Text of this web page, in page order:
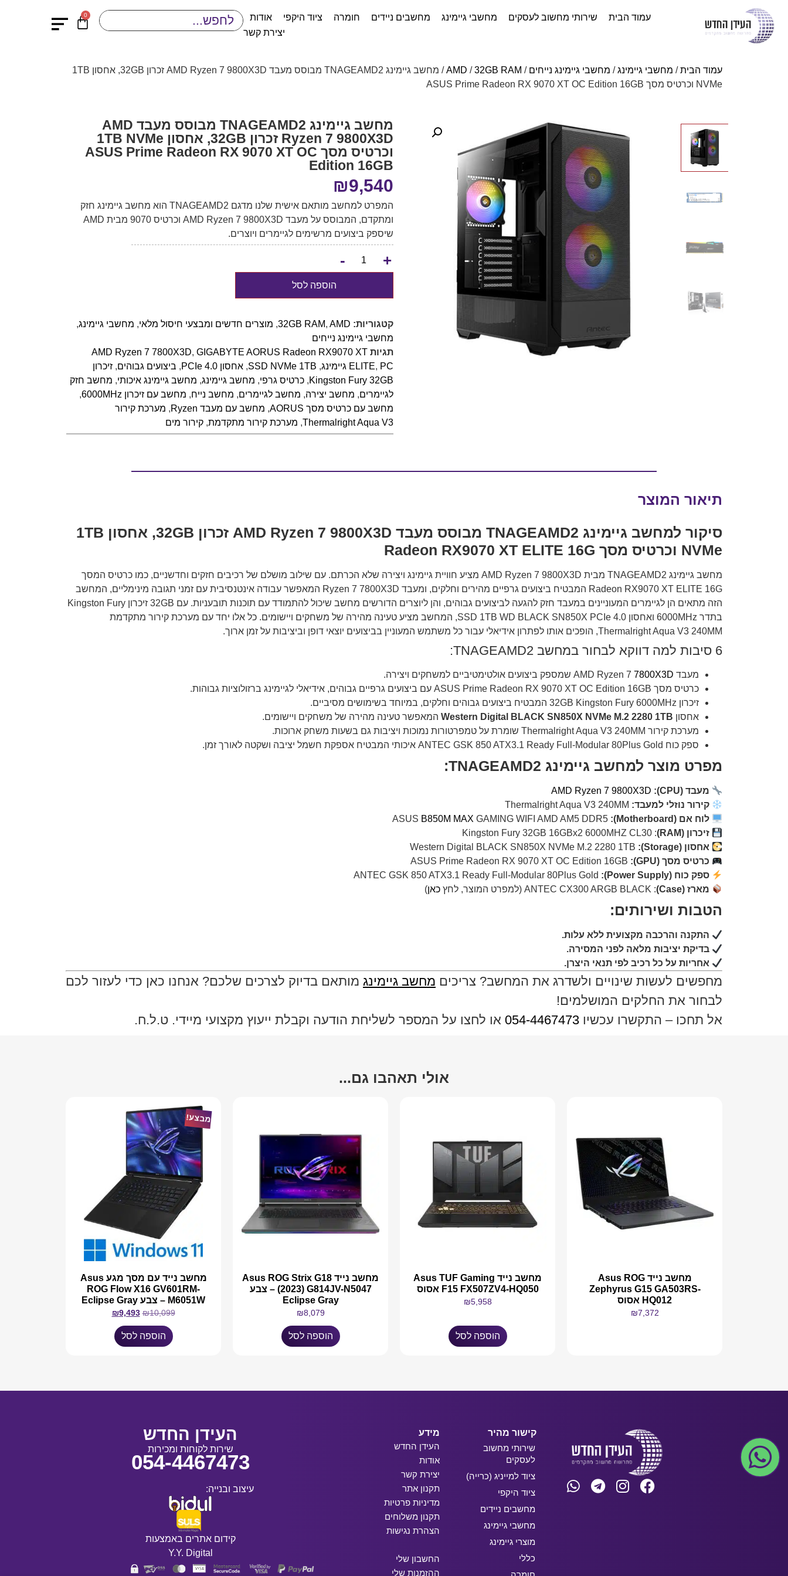
עמוד הבית שירותי מחשוב לעסקים מחשבי גיימינג מחשבים ניידים חומרה ציוד היקפי
אודות
יצירת קשר
0
עמוד הבית/ מחשבי גיימינג/ מחשבי גיימינג נייחים /
AMD /32GB RAM
/ מחשב גיימינג TNAGEAMD2 מבוסס מעבד AMD Ryzen 7 9800X3D זכרון 32GB, אחסון 1TB
NVMe וכרטיס מסך ASUS Prime Radeon RX 9070 XT OC Edition 16GB
מחשב גיימינג TNAGEAMD2 מבוסס מעבד AMD
Ryzen 7 9800X3D זכרון 32GB, אחסון 1TB NVMe
וכרטיס מסך ASUS Prime Radeon RX 9070 XT OC
Edition 16GB
₪9,540
המפרט למחשב מותאם אישית שלנו מדגם TNAGEAMD2 הוא מחשב גיימינג חזק
ומתקדם, המבוסס על מעבד AMD Ryzen 7 9800X3D וכרטיס 9070 מבית AMD
שיספק ביצועים מרשימים לגיימרים ויוצרים.
+
-
הוספה לסל
קטגוריות: 32GB RAM, AMD
, מוצרים חדשים ומבצעי חיסול מלאי, מחשבי גיימינג,
מחשבי גיימינג נייחים
תגיות
AMD Ryzen 7 7800X3D, GIGABYTE AORUS Radeon RX9070 XT
ELITE, PC גיימינג ,
SSD NVMe 1TB
, אחסון PCIe 4.0 , ביצועים גבוהים, זיכרון
Kingston Fury 32GB
, כרטיס גרפי, מחשב גיימינג, מחשב גיימינג איכותי, מחשב חזק
לגיימרים, מחשב יצירה, מחשב לגיימרים, מחשב נייח, מחשב עם זיכרון 6000MHz
,
מחשב עם כרטיס מסך AORUS
, מחשב עם מעבד Ryzen , מערכת קירור
Thermalright Aqua V3
, מערכת קירור מתקדמת, קירור מים
תיאור המוצר
סיקור למחשב גיימינג TNAGEAMD2 מבוסס מעבד AMD Ryzen 7 9800X3D זכרון 32GB, אחסון 1TB
NVMe וכרטיס מסך Radeon RX9070 XT ELITE 16G
מחשב גיימינג TNAGEAMD2 מבית AMD Ryzen 7 9800X3D מציע חוויית גיימינג ויצירה שלא הכרתם. עם שילוב מושלם של רכיבים חזקים וחדשניים, כמו כרטיס המסך
Radeon RX9070 XT ELITE 16G המבטיח ביצועים גרפיים מהירים וחלקים, ומעבד Ryzen 7 7800X3D המאפשר עבודה אינטנסיבית עם זמני תגובה מינימליים, המחשב
הזה מתאים הן לגיימרים המעוניינים במעבד חזק להגעה לביצועים גבוהים, והן ליוצרים הדורשים מחשב שיכול להתמודד עם תוכנות תובעניות. עם 32GB זיכרון Kingston Fury
בתדר 6000MHz ואחסון SSD 1TB WD BLACK SN850X PCIe 4.0, המחשב מציע טעינה מהירה של משחקים ויישומים. כל אלו יחד עם מערכת קירור מתקדמת
Thermalright Aqua V3 240MM, הופכים אותו לפתרון אידיאלי עבור כל משתמש המעוניין בביצועים יוצאי דופן וביציבות על זמן ארוך.
6 סיבות למה דווקא לבחור במחשב TNAGEAMD2:
מעבד AMD Ryzen 7 7800X3D
שמספק ביצועים אולטימטיביים למשחקים ויצירה.
כרטיס מסך ASUS Prime Radeon RX 9070 XT OC Edition 16GB עם ביצועים גרפיים גבוהים, אידיאלי לגיימינג ברזולוציות גבוהות.
זיכרון 32GB Kingston Fury 6000MHz המבטיח ביצועים גבוהים וחלקים, במיוחד בשימושים מסיביים.
אחסון Western Digital BLACK SN850X NVMe M.2 2280 1TB המאפשר טעינה מהירה של משחקים ויישומים.
מערכת קירור Thermalright Aqua V3 240MM שומרת על טמפרטורות נמוכות ויציבות גם בשעות משחק ארוכות.
ספק כוח ANTEC GSK 850 ATX3.1 Ready Full-Modular 80Plus Gold איכותי המבטיח אספקת חשמל יציבה ושקטה לאורך זמן.
מפרט מוצר למחשב גיימינג TNAGEAMD2:
מעבד (CPU):
AMD Ryzen 7 9800X3D
קירור נוזלי למעבד:
לוח אם (Motherboard):
ASUS
B850M MAX GAMING WIFI AMD AM5 DDR5
זיכרון (RAM)
: Kingston Fury 32GB 16GBx2 6000MHZ CL30
אחסון (Storage):
Western Digital BLACK SN850X NVMe M.2 2280 1TB
כרטיס מסך (GPU):
ספק כוח (Power Supply):
מארז (Case)
: ANTEC CX300 ARGB BLACK (למפרט המוצר, לחץ כאן)
הטבות ושירותים:
התקנה והרכבה מקצועית ללא עלות.
בדיקת יציבות מלאה לפני המסירה.
אחריות על כל רכיב לפי תנאי היצרן.
מחפשים לעשות שינויים ולשדרג את המחשב? צריכים מחשב גיימינג מותאם בדיוק לצרכים שלכם? אנחנו כאן כדי לעזור לכם
לבחור את החלקים המושלמים!
אל תחכו – התקשרו עכשיו 054-4467473 או לחצו על המספר לשליחת הודעה וקבלת ייעוץ מקצועי מיידי. ט.ל.ח.
אולי תאהבו גם...
מחשב נייד Asus ROG
Zephyrus G15 GA503RS-
HQ012 אסוס
₪7,372
מחשב נייד Asus TUF Gaming
F15 FX507ZV4-HQ050 אסוס
₪5,958
הוספה לסל
מחשב נייד Asus ROG Strix G18
(2023) G814JV-N5047 – צבע
Eclipse Gray
₪8,079
הוספה לסל
מבצע!
מחשב נייד עם מסך מגע Asus
ROG Flow X16 GV601RM-
M6051W – צבע Eclipse Gray
₪10,099
₪9,493
הוספה לסל
קישור מהיר
שירותי מחשוב
לעסקים
ציוד למייניג (כרייה)
ציוד היקפי
מחשבים ניידים
מחשבי גיימינג
מוצרי גיימינג
כללי
מידע
העידן החדש
אודות
יצירת קשר
תקנון אתר
מדיניות פרטיות
תקנון משלוחים
הצהרת נגישות
החשבון שלי
ההזמנות שלי
העידן החדש
שירות לקוחות ומכירות
054-4467473
עיצוב ובנייה:
קידום אתרים באמצעות
Y.Y. Digital